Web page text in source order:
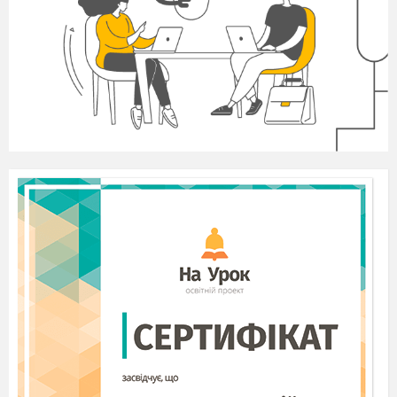
дуже. Щось відоме вам, а щось,
можливо, мені. Поговоримо про добро,
добре серце, добрі вчинки. Чи все так
добре в нашому житті, чи ні? І чому?
Ознайомлення з темою уроку.
Опрацювання нового матеріалу.
1.Технологія «Асоціативний кущ». Робота
слово доброта?
щирість
рідні
Доброта
любов